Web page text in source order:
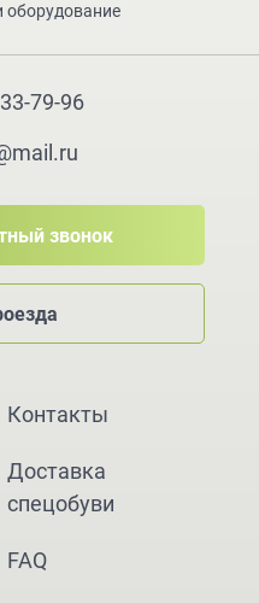
79-96
звонок
Контакты
Доставка
спецобуви
FAQ